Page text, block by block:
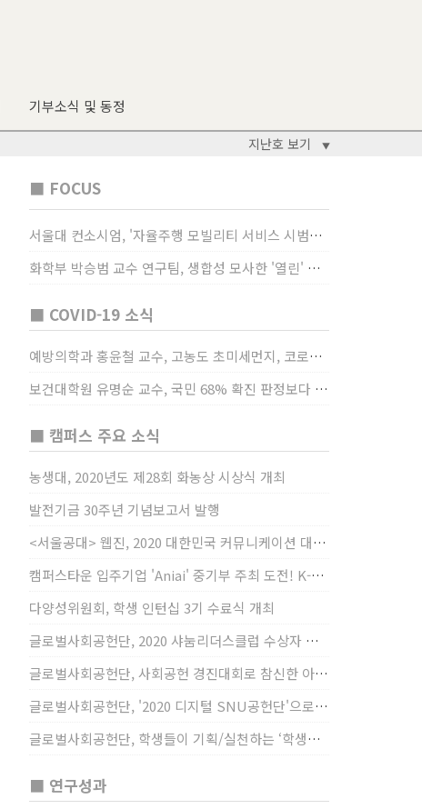
기부소식 및 동정
지난호 보기 ▼
■ FOCUS
서울대 컨소시엄, '자율주행 모빌리티 서비스 시범사업' 수행
화학부 박승범 교수 연구팀, 생합성 모사한 '열린' 비타민 B3 합성법 개발
■ COVID-19 소식
예방의학과 홍윤철 교수, 고농도 초미세먼지, 코로나19 발병률·치명률 높인다
보건대학원 유명순 교수, 국민 68% 확진 판정보다 걸렸단 이유로 비난받는 걸 더 두려해
■ 캠퍼스 주요 소식
농생대, 2020년도 제28회 화농상 시상식 개최
발전기금 30주년 기념보고서 발행
<서울공대> 웹진, 2020 대한민국 커뮤니케이션 대상 창간사보 부문 최우수상 선정
캠퍼스타운 입주기업 'Aniai' 중기부 주최 도전! K-스타트업 대상 수상
다양성위원회, 학생 인턴십 3기 수료식 개최
글로벌사회공헌단, 2020 샤눔리더스클럽 수상자 시상
글로벌사회공헌단, 사회공헌 경진대회로 참신한 아이디어 발굴, 지원
글로벌사회공헌단, '2020 디지털 SNU공헌단'으로 새로운 사회공헌에 도전
글로벌사회공헌단, 학생들이 기획/실천하는 ‘학생사회공헌단 프로젝트’ 진행
■ 연구성과